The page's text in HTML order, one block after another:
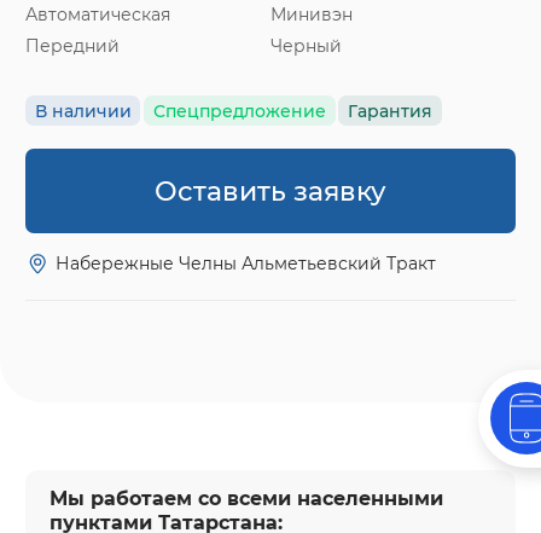
Автоматическая
Минивэн
Передний
Черный
В наличии Спецпредложение Гарантия
Оставить заявку
Набережные Челны Альметьевский Тракт
Мы работаем со всеми населенными
пунктами Татарстана: